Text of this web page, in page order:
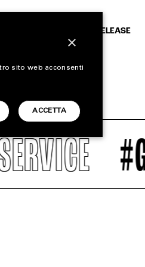
RELEASE
×
sito web acconsenti
ACCETTA